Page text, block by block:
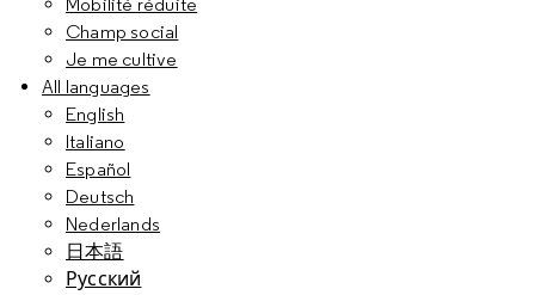
Champ social
Je me cultive
All languages
English
Italiano
Español
Deutsch
Nederlands
日本語
Русский